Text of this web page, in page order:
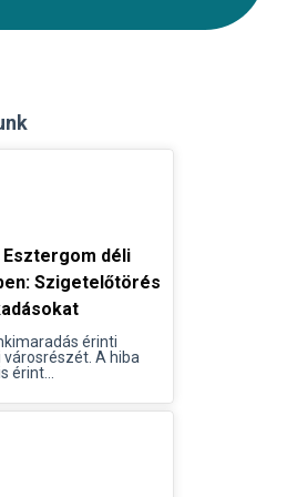
déli
Szigetelőtörés
érinti
városrészét. A hiba